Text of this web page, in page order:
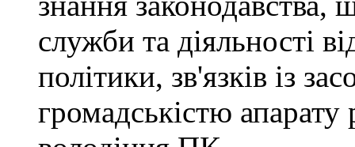
служби та діяльності
політики, зв'язків із
громадськістю апарату